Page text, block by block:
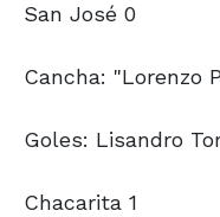
San José 0
Cancha: "Lorenzo
Goles: Lisandro
Chacarita 1